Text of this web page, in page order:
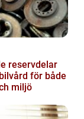
reservdelar
för både
miljö